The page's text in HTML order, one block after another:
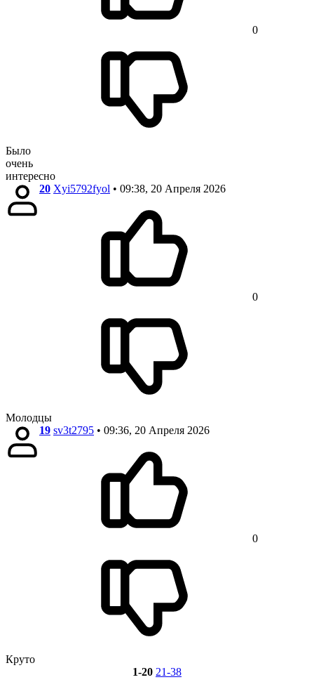
0
Было
очень
интересно
20 Xyi5792fyol • 09:38, 20 Апреля 2026
0
Молодцы
19 sv3t2795 • 09:36, 20 Апреля 2026
0
Круто
1-20 21-38